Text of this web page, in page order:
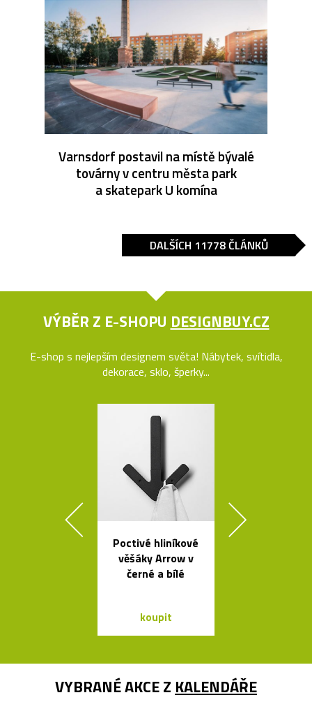
Varnsdorf postavil na místě bývalé
továrny v centru města park
a skatepark U komína
DALŠÍCH 11778 ČLÁNKŮ
VÝBĚR Z E-SHOPU DESIGNBUY.CZ
E-shop s nejlepším designem světa! Nábytek, svítidla,
dekorace, sklo, šperky...
Poctivé hliníkové
věšáky Arrow v
černé a bílé
koupit
VYBRANÉ AKCE Z KALENDÁŘE